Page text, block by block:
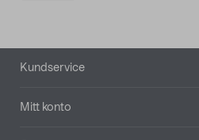
Sidfot
Kundservice
Mitt konto